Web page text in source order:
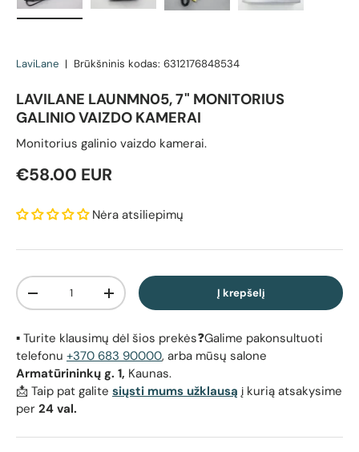
LaviLane | Brūkšninis kodas: 6312176848534
LAVILANE LAUNMN05, 7" MONITORIUS
GALINIO VAIZDO KAMERAI
Monitorius galinio vaizdo kamerai.
Reguliari kaina
€58.00 EUR
Nėra atsiliepimų
Kiekis
Sumažinti kiekįPadidinti kiekį Į krepšelį
▪️ Turite klausimų dėl šios prekės❓Galime pakonsultuoti
telefonu +370 683 90000, arba mūsų salone
Armatūrininkų g. 1, Kaunas.
📩 Taip pat galite siųsti mums užklausą į kurią atsakysime
per 24 val.